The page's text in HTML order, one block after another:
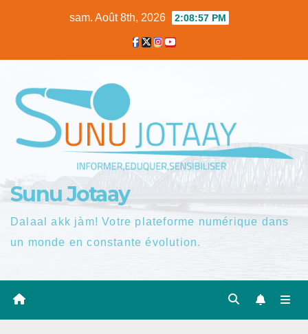
sam. Août 8th, 2026 2:08:57 PM
Sunu Jotaay
Dalaal akk jàm! Votre plateforme numérique dans
un monde en constante évolution.